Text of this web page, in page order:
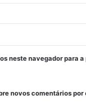
neste navegador para
novos comentários por